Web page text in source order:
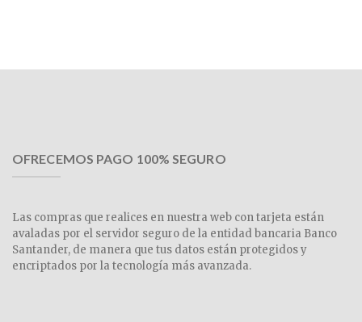
OFRECEMOS PAGO 100% SEGURO
Las compras que realices en nuestra web con tarjeta están
avaladas por el servidor seguro de la entidad bancaria Banco
Santander, de manera que tus datos están protegidos y
encriptados por la tecnología más avanzada.